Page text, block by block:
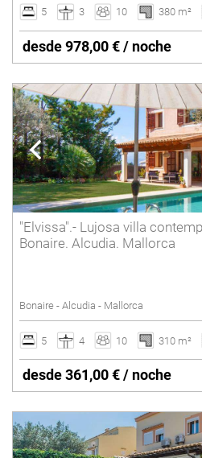
5 3 10 380 m²
desde 978,00 € / noche
"Elvissa".- Lujosa villa
Bonaire. Alcudia. Mallorca
Bonaire - Alcudia - Mallorca
5 4 10 310 m²
desde 361,00 € / noche